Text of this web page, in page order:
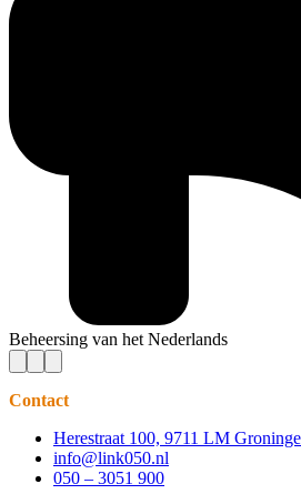
Beheersing van het Nederlands
Contact
Herestraat 100, 9711 LM
info@link050.nl
050 – 3051 900